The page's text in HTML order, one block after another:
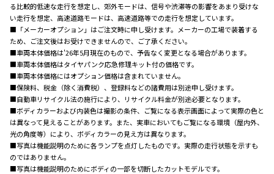
る比較的低速な走行を想定し、郊外モードは、信号や渋滞等の影響をあまり受けな
い走行を想定、高速道路モードは、高速道路等での走行を想定しています。
■「メーカーオプション」はご注文時に申し受けます。メーカーの工場で装着する
ため、ご注文後はお受けできませんので、ご了承ください。
■車両本体価格は'26年5月現在のもので、予告なく変更となる場合があります。
■車両本体価格はタイヤパンク応急修理キット付の価格です。
■車両本体価格にはオプション価格は含まれていません。
■保険料、税金（除く消費税）、登録料などの諸費用は別途申し受けます。
■自動車リサイクル法の施行により、リサイクル料金が別途必要となります。
■ボディカラーおよび内装色は撮影の条件、ご覧になる表示画面によって実際の色と
は異なって見えることがあります。また、実車においてもご覧になる環境（屋内外、
光の角度等）により、ボディカラーの見え方は異なります。
■写真は機能説明のために各ランプを点灯したものです。実際の走行状態を示すも
のではありません。
■写真は機能説明のためにボディの一部を切断したカットモデルです。